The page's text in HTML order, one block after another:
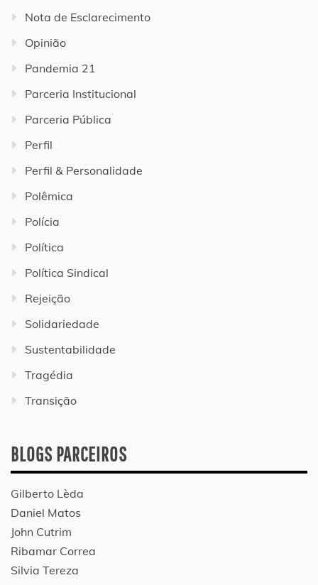
Nota de Esclarecimento
Opinião
Pandemia 21
Parceria Institucional
Parceria Pública
Perfil
Perfil & Personalidade
Polêmica
Polícia
Política
Política Sindical
Rejeição
Solidariedade
Sustentabilidade
Tragédia
Transição
BLOGS PARCEIROS
Gilberto Lèda
Daniel Matos
John Cutrim
Ribamar Correa
Silvia Tereza